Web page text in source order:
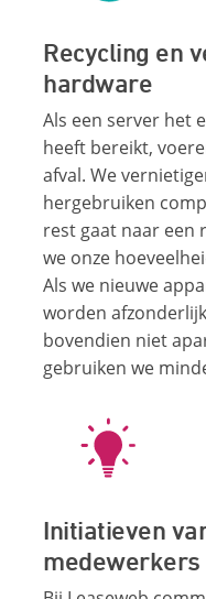
Recycling en
hardware
Als een server het
heeft bereikt,
afval. We
hergebruiken
rest gaat naar een
we onze
Als we nieuwe
worden
bovendien niet
gebruiken we
Initiatieven
medewerkers